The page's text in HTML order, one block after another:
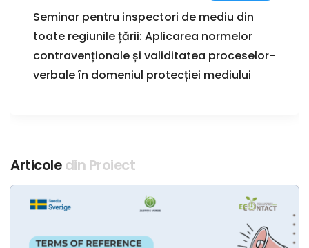
Seminar pentru inspectori de mediu din
toate regiunile țării: Aplicarea normelor
contravenționale și validitatea proceselor-
verbale în domeniul protecției mediului
Articoledin Proiect